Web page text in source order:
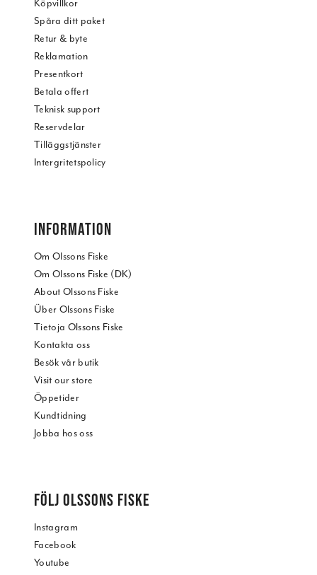
Köpvillkor
Spåra ditt paket
Retur & byte
Reklamation
Presentkort
Betala offert
Teknisk support
Reservdelar
Tilläggstjänster
Intergritetspolicy
INFORMATION
Om Olssons Fiske
Om Olssons Fiske (DK)
About Olssons Fiske
Über Olssons Fiske
Tietoja Olssons Fiske
Kontakta oss
Besök vår butik
Visit our store
Öppetider
Kundtidning
Jobba hos oss
FÖLJ OLSSONS FISKE
Instagram
Facebook
Youtube